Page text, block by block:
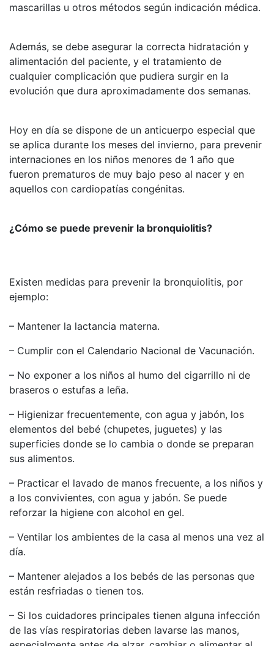
mascarillas u otros métodos según indicación médica.
Además, se debe asegurar la correcta hidratación y
alimentación del paciente, y el tratamiento de
cualquier complicación que pudiera surgir en la
evolución que dura aproximadamente dos semanas.
Hoy en día se dispone de un anticuerpo especial que
se aplica durante los meses del invierno, para prevenir
internaciones en los niños menores de 1 año que
fueron prematuros de muy bajo peso al nacer y en
aquellos con cardiopatías congénitas.
¿Cómo se puede prevenir la bronquiolitis?
Existen medidas para prevenir la bronquiolitis, por
ejemplo:
– Mantener la lactancia materna.
– Cumplir con el Calendario Nacional de Vacunación.
– No exponer a los niños al humo del cigarrillo ni de
braseros o estufas a leña.
– Higienizar frecuentemente, con agua y jabón, los
elementos del bebé (chupetes, juguetes) y las
superficies donde se lo cambia o donde se preparan
sus alimentos.
– Practicar el lavado de manos frecuente, a los niños y
a los convivientes, con agua y jabón. Se puede
reforzar la higiene con alcohol en gel.
– Ventilar los ambientes de la casa al menos una vez al
día.
– Mantener alejados a los bebés de las personas que
están resfriadas o tienen tos.
– Si los cuidadores principales tienen alguna infección
de las vías respiratorias deben lavarse las manos,